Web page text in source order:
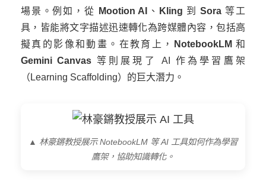
場景。例如，從
Mootion AI 、 Kling 到Sora 等工
具，皆能將文字描述迅速轉化為跨媒體內容，包括高
擬真的影像和動畫。在教育上，
NotebookLM 和
Gemini Canvas 等則展現了 AI 作為學習鷹架
（Learning Scaffolding）的巨大潛力。
▲ 林豪鏘教授展示 NotebookLM 等 AI 工具如何作為學習
鷹架，協助知識轉化。